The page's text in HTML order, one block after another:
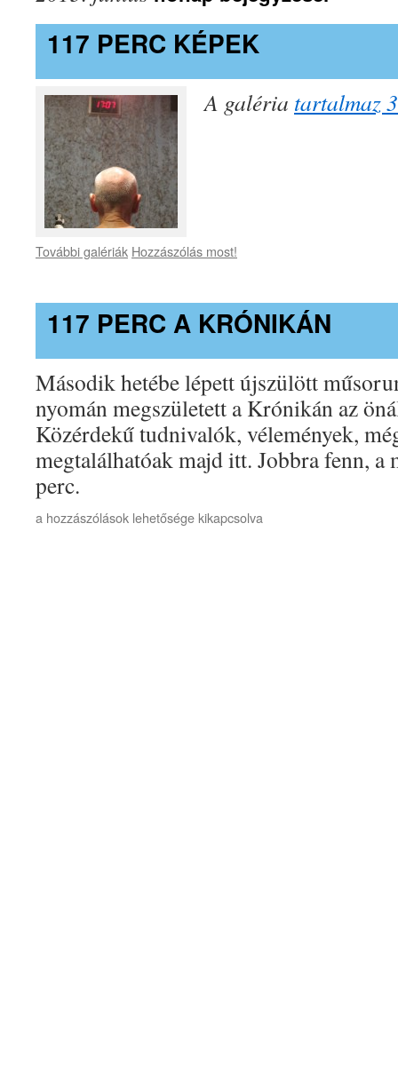
117 PERC KÉPEK
A galéria tartalmaz
További galériák Hozzászólás most!
117 PERC A KRÓNIKÁN
Második hetébe lépett újszülött
nyomán megszületett a Krónikán az
Közérdekű tudnivalók, vélemények,
megtalálhatóak majd itt. Jobbra fenn, a
perc.
117
a hozzászólások lehetősége kikapcsolva